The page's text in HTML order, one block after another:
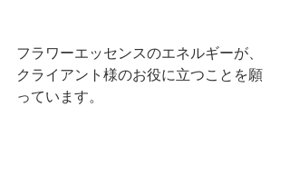
フラワーエッセンスのエネルギーが、
クライアント様のお役に立つことを願
っています。